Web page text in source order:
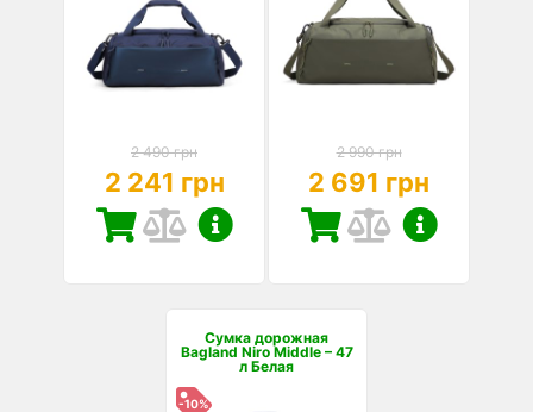
2 490 грн
2 241 грн
2 990 грн
2 691 грн
Сумка дорожная
Bagland Niro Middle – 47
л Белая
-10%